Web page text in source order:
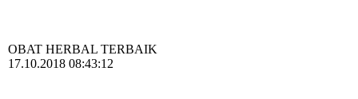
OBAT HERBAL TERBAIK
17.10.2018 08:43:12